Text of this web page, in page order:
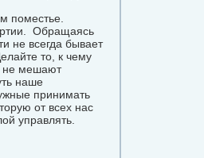
поместье.
Обращаясь
не всегда бывает
то, к чему
не мешают
наше
принимать
от всех нас
управлять.